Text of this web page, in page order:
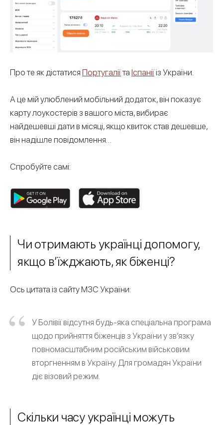
Про те як дістатися Португаліїта Іспаніїіз України.
А це мій улюблений мобільний додаток, він показує
карту лоукостерів з вашого міста, вибирає
найдешевші дати в місяці, якщо квиток став дешевше,
він надішле повідомлення…
Спробуйте самі:
Чи отримають українці допомогу,
якщо в’їжджають, як біженці?
Ось цитата із сайту МЗС України:
У Болівії відсутня будь-яка спеціальна програма
щодо прийняття біженців з України у зв’язку
повномасштабним російським військовим
вторгненням в Україну. Для громадян України
діє візовий режим.
Скільки часу українці можуть